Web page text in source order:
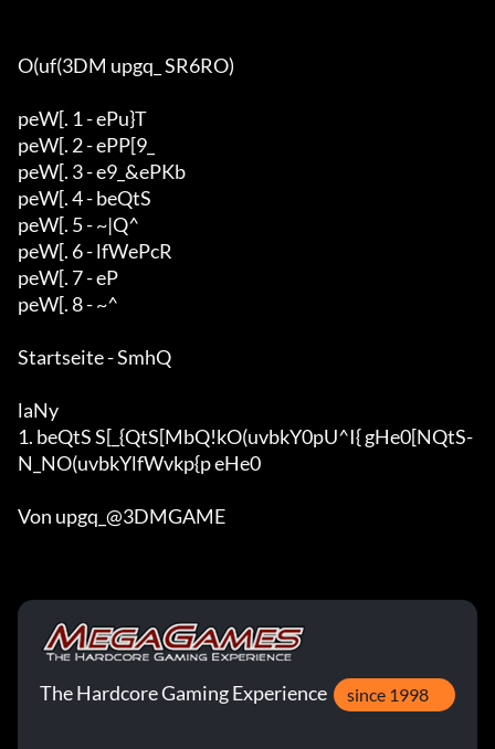
O(uf(3DM upgq_ SR6RO)
peW[. 1 - ePu}T
peW[. 2 - ePP[9_
peW[. 3 - e9_&ePKb
peW[. 4 - beQtS
peW[. 5 - ~|Q^
peW[. 6 - lfWePcR
peW[. 7 - eP
peW[. 8 - ~^
Startseite - SmhQ
laNy
1. beQtS S[_{QtS[MbQ!kO(uvbkY0pU^I{ gHe0[NQtS-
N_NO(uvbkYlfWvkp{p eHe0
Von upgq_@3DMGAME
The Hardcore Gaming Experience since 1998